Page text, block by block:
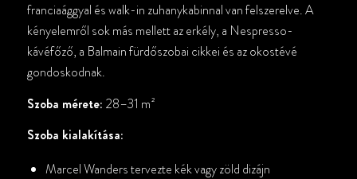
franciaággyal és walk-in zuhanykabinnal van felszerelve. A
kényelemről sok más mellett az erkély, a Nespresso-
kávéfőző, a Balmain fürdőszobai cikkei és az okostévé
gondoskodnak.
Szoba mérete: 28–31 m²
Szoba kialakítása:
Marcel Wanders tervezte kék vagy zöld dizájn